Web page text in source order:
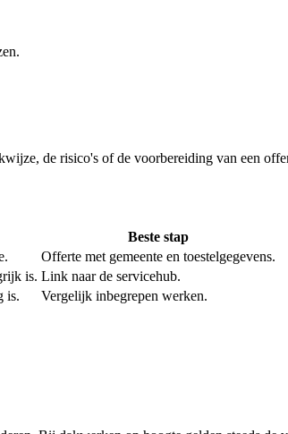
de risico's of de voorbereiding van een
Beste stap
Offerte met gemeente en toestelgegevens.
is. Link naar de servicehub.
is. Vergelijk inbegrepen werken.